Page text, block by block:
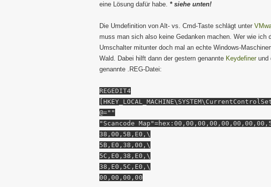
eine Lösung dafür habe. * siehe unten!
Die Umdefinition von Alt- vs. Cmd-Taste schlägt unter
muss man sich also keine Gedanken machen. Wer wie ich
Umschalter mitunter doch mal an echte Windows-
Wald. Dabei hilft dann der gestern genannte Keydefinerund
genannte .REG-Datei:
REGEDIT4
@=""
"Scancode
38,00,5B,E0,\
5B,E0,38,00,\
5C,E0,38,E0,\
38,E0,5C,E0,\
00,00,00,00